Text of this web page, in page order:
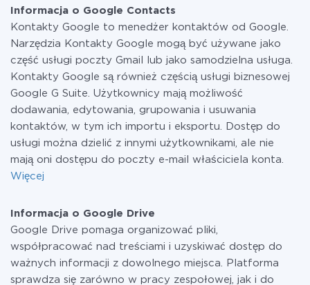
w razie potrzeby przełączyć się na płatną. Więcej
informacji otaryfach.
Informacja o Google Contacts
Kontakty Google to menedżer kontaktów od Google.
Narzędzia Kontakty Google mogą być używane jako
część usługi poczty Gmail lub jako samodzielna usługa.
Kontakty Google są również częścią usługi biznesowej
Google G Suite. Użytkownicy mają możliwość
dodawania, edytowania, grupowania i usuwania
kontaktów, w tym ich importu i eksportu. Dostęp do
usługi można dzielić z innymi użytkownikami, ale nie
mają oni dostępu do poczty e-mail właściciela konta.
Więcej
Informacja o Google Drive
Google Drive pomaga organizować pliki,
współpracować nad treściami i uzyskiwać dostęp do
ważnych informacji z dowolnego miejsca. Platforma
sprawdza się zarówno w pracy zespołowej, jak i do